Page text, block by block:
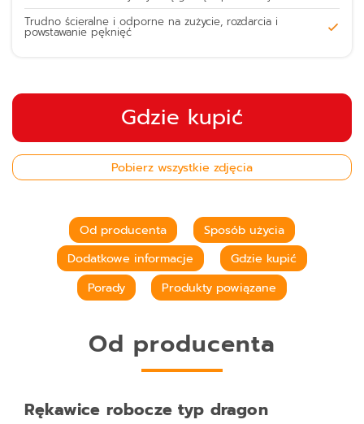
Trudno ścieralne i odporne na zużycie, rozdarcia i
powstawanie pęknięć
Gdzie kupić
Pobierz wszystkie zdjęcia
Od producenta
Sposób użycia
Dodatkowe informacje
Gdzie kupić
Porady
Produkty powiązane
Od producenta
Rękawice robocze typ dragon